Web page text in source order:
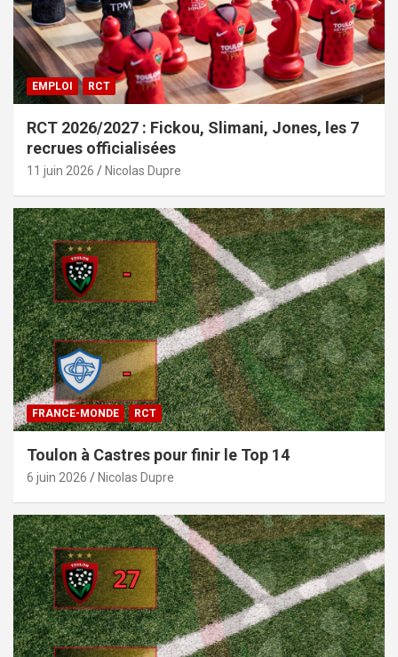
EMPLOI RCT
RCT 2026/2027 : Fickou, Slimani, Jones, les 7
recrues officialisées
11 juin 2026 Nicolas Dupre
FRANCE-MONDE RCT
Toulon à Castres pour finir le Top 14
6 juin 2026 Nicolas Dupre